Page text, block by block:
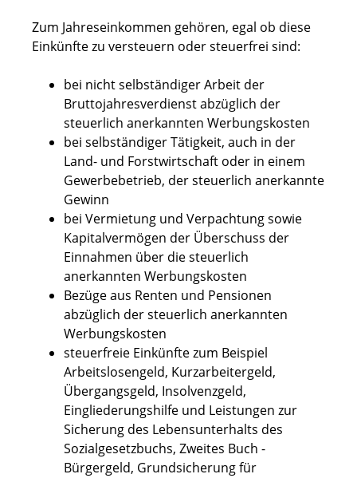
Zum Jahreseinkommen gehören, egal ob diese
Einkünfte zu versteuern oder steuerfrei sind:
bei nicht selbständiger Arbeit der
Bruttojahresverdienst abzüglich der
steuerlich anerkannten Werbungskosten
bei selbständiger Tätigkeit, auch in der
Land- und Forstwirtschaft oder in einem
Gewerbebetrieb, der steuerlich anerkannte
Gewinn
bei Vermietung und Verpachtung sowie
Kapitalvermögen der Überschuss der
Einnahmen über die steuerlich
anerkannten Werbungskosten
Bezüge aus Renten und Pensionen
abzüglich der steuerlich anerkannten
Werbungskosten
steuerfreie Einkünfte zum Beispiel
Arbeitslosengeld, Kurzarbeitergeld,
Übergangsgeld, Insolvenzgeld,
Eingliederungshilfe und Leistungen zur
Sicherung des Lebensunterhalts des
Sozialgesetzbuchs, Zweites Buch -
Bürgergeld, Grundsicherung für